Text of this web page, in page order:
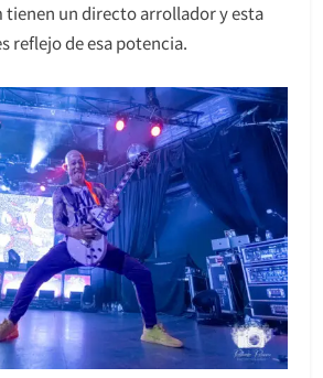
un directo arrollador y esta
reflejo de esa potencia.